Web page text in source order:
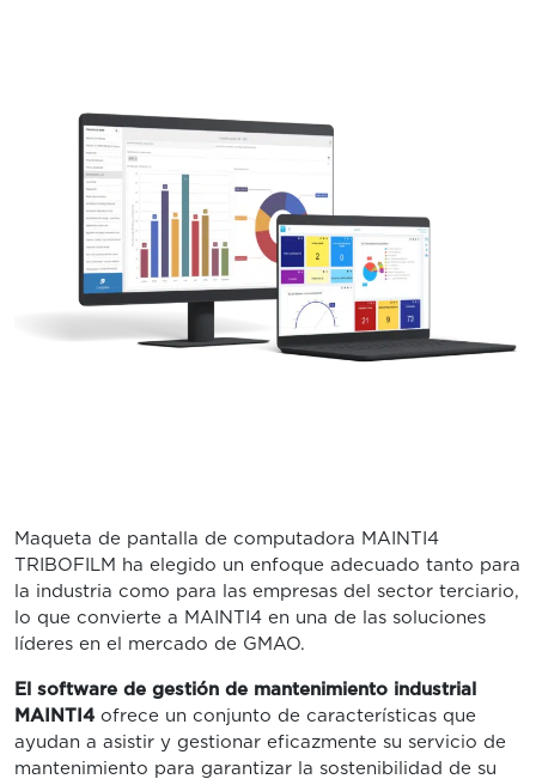
Maqueta de pantalla de computadora MAINTI4
TRIBOFILM ha elegido un enfoque adecuado tanto para
la industria como para las empresas del sector terciario,
lo que convierte a MAINTI4 en una de las soluciones
líderes en el mercado de GMAO.
El software de gestión de mantenimiento industrial
MAINTI4 ofrece un conjunto de características que
ayudan a asistir y gestionar eficazmente su servicio de
mantenimiento para garantizar la sostenibilidad de su